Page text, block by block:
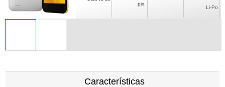
pix.
Li-Po
Características